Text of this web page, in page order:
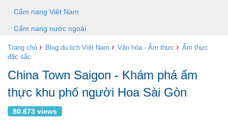
Cẩm nang Việt Nam
Cẩm nang nước ngoài
Trang chủ › Blog du lịch Việt Nam › Văn hóa - Ẩm thực › Ẩm thực
đặc sắc
China Town Saigon - Khám phá ẩm
thực khu phố người Hoa Sài Gòn
80.873 views